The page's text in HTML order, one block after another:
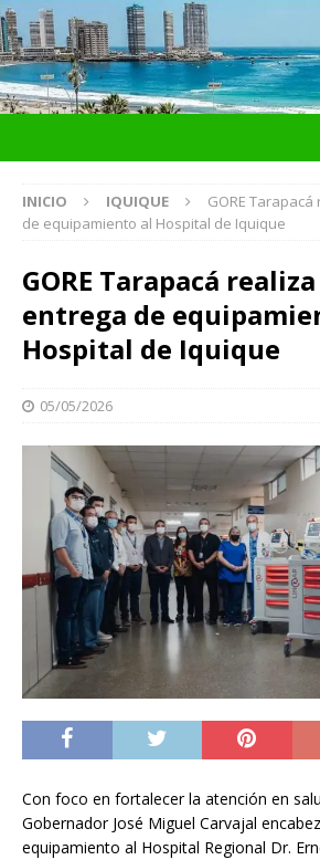
INICIO IQUIQUE
GORE
de equipamiento al Hospital de Iquique
GORE Tarapacá
entrega de
Hospital de Iquique
05/05/2026
Con foco en fortalecer la atención en
Gobernador José Miguel Carvajal
equipamiento al Hospital Regional Dr.